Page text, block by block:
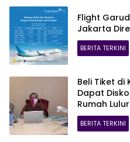
Flight
Jakarta
BERITA TERKINI
Beli Tiket di
Dapat
Rumah Lulur
BERITA TERKINI